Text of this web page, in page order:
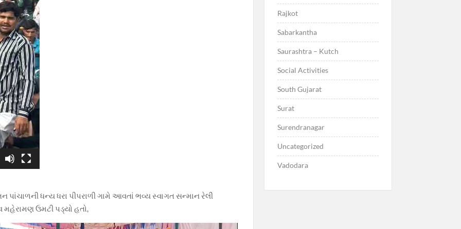
પાંચાળની ધન્ય ધરા પીપરાળી ગામે આવતાં ભવ્ય સ્વાગત સન્માન રેલી
મહેરામણ ઉમટી પડ્યો હતો,
Rajkot
Sabarkantha
Saurashtra – Kutch
Social Activities
South Gujarat
Surat
Surendranagar
Uncategorized
Vadodara